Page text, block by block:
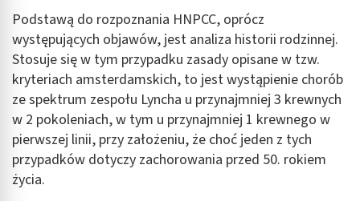
Podstawą do rozpoznania HNPCC, oprócz
występujących objawów, jest analiza historii rodzinnej.
Stosuje się w tym przypadku zasady opisane w tzw.
kryteriach amsterdamskich, to jest wystąpienie chorób
ze spektrum zespołu Lyncha u przynajmniej 3 krewnych
w 2 pokoleniach, w tym u przynajmniej 1 krewnego w
pierwszej linii, przy założeniu, że choć jeden z tych
przypadków dotyczy zachorowania przed 50. rokiem
życia.
Pomiar efektywności reklam
Pomiar efektywności treści
Rozumienie odbiorców dzięki statystyce lub
kombinacji danych z różnych źródeł
Rozwój i ulepszanie usług
Wykorzystywanie ograniczonych danych do
wyboru treści